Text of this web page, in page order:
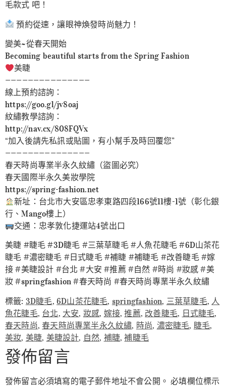
毛款式 吧！
預約從速，讓眼神煥發時尚魅力！
變美~從春天開始
Becoming beautiful starts from the Spring Fashion
美睫
———————————————
線上預約諮詢：
https://goo.gl/jv8oaj
紋繡教學諮詢：
http://nav.cx/808FQVx
“加入後請先私訊或貼圖，有小幫手及時回覆您”
———————————————
春天時尚專業半永久紋繡（盜圖必究）
春天國際半永久美妝學院
https://spring-fashion.net
新址：台北市大安區忠孝東路四段166號11樓-1號（彰化銀
行、Mango樓上）
交通：忠孝敦化捷運站4號出口
美睫 #睫毛 #3D睫毛 #三葉草睫毛 #人魚花睫毛 #6D山茶花
睫毛 #濃密睫毛 #日式睫毛 #補睫 #補睫毛 #改善睫毛 #嫁
接 #美睫設計 #台北 #大安 #推薦 #自然 #時尚 #妝感 #美
妝 #springfashion #春天時尚 #春天時尚專業半永久紋繡
標籤: 3D睫毛,6D山茶花睫毛, springfashion, 三葉草睫毛, 人
魚花睫毛, 台北, 大安, 妝感, 嫁接,推薦, 改善睫毛, 日式睫毛,
春天時尚,春天時尚專業半永久紋繡, 時尚, 濃密睫毛, 睫毛,
美妝, 美睫, 美睫設計, 自然, 補睫,補睫毛
發佈留言
發佈留言必須填寫的電子郵件地址不會公開。 必填欄位標示